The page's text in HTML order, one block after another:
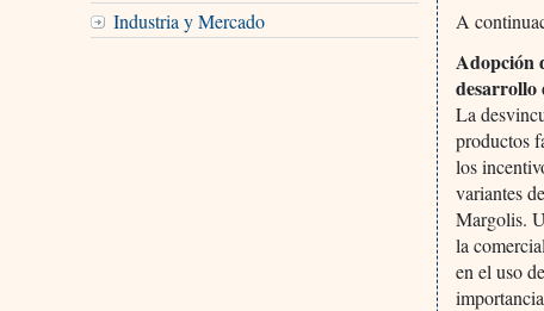
Industria y Mercado
A
Adopción
desarrollo
La
productos
los
variantes
Margolis.
la
en el uso